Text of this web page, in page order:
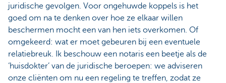
juridische gevolgen. Voor ongehuwde koppels is het
goed om na te denken over hoe ze elkaar willen
beschermen mocht een van hen iets overkomen. Of
omgekeerd: wat er moet gebeuren bij een eventuele
relatiebreuk. Ik beschouw een notaris een beetje als de
‘huisdokter’ van de juridische beroepen: we adviseren
onze cliënten om nu een regeling te treffen, zodat ze